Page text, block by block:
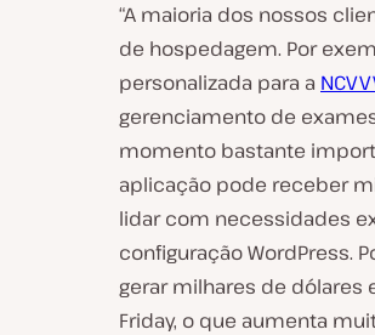
“A maioria dos nossos
de hospedagem. Por
personalizada para a
gerenciamento de
momento bastante
aplicação pode receber
lidar com necessidades
configuração WordPress.
gerar milhares de dólares
Friday, o que aumenta